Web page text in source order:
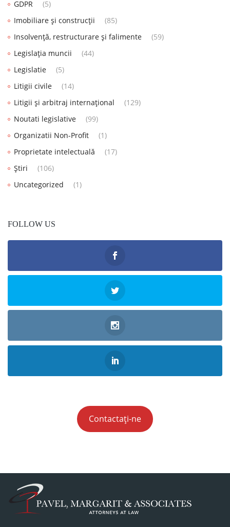
GDPR
(5)
Imobiliare și construcții
(85)
Insolvență, restructurare și falimente
(59)
Legislația muncii
(44)
Legislatie
(5)
Litigii civile
(14)
Litigii și arbitraj internațional
(129)
Noutati legislative
(99)
Organizatii Non-Profit
(1)
Proprietate intelectuală
(17)
Știri
(106)
Uncategorized
(1)
FOLLOW US
Contactați-ne